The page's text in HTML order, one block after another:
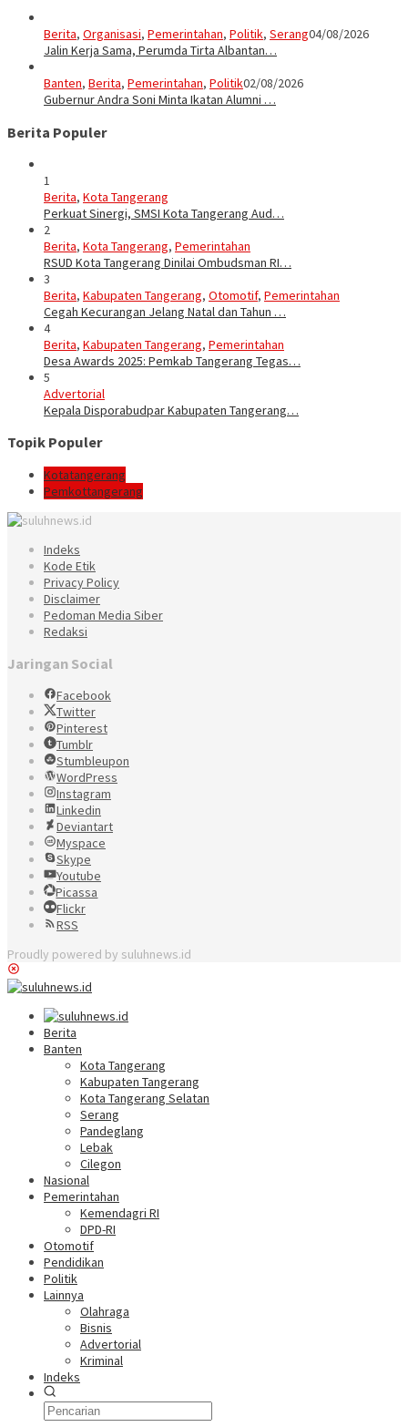
Berita, Organisasi, Pemerintahan, Politik, Serang04/08/2026
Jalin Kerja Sama, Perumda Tirta Albantan…
Banten, Berita, Pemerintahan, Politik02/08/2026
Gubernur Andra Soni Minta Ikatan Alumni …
Berita Populer
1
Berita, Kota Tangerang
Perkuat Sinergi, SMSI Kota Tangerang Aud…
2
Berita, Kota Tangerang, Pemerintahan
RSUD Kota Tangerang Dinilai Ombudsman RI…
3
Berita, Kabupaten Tangerang, Otomotif, Pemerintahan
Cegah Kecurangan Jelang Natal dan Tahun …
4
Berita, Kabupaten Tangerang, Pemerintahan
Desa Awards 2025: Pemkab Tangerang Tegas…
5
Advertorial
Kepala Disporabudpar Kabupaten Tangerang…
Topik Populer
Kotatangerang
Pemkottangerang
Indeks
Kode Etik
Privacy Policy
Disclaimer
Pedoman Media Siber
Redaksi
Jaringan Social
Facebook
Twitter
Pinterest
Tumblr
Stumbleupon
WordPress
Instagram
Linkedin
Deviantart
Myspace
Skype
Youtube
Picassa
Flickr
RSS
Proudly powered by suluhnews.id
Berita
Banten
Kota Tangerang
Kabupaten Tangerang
Kota Tangerang Selatan
Serang
Pandeglang
Lebak
Cilegon
Nasional
Pemerintahan
Kemendagri RI
DPD-RI
Otomotif
Pendidikan
Politik
Lainnya
Olahraga
Bisnis
Advertorial
Kriminal
Indeks